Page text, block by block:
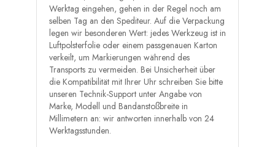
Werktag eingehen, gehen in der Regel noch am
selben Tag an den Spediteur. Auf die Verpackung
legen wir besonderen Wert: jedes Werkzeug ist in
Luftpolsterfolie oder einem passgenauen Karton
verkeilt, um Markierungen während des
Transports zu vermeiden. Bei Unsicherheit über
die Kompatibilität mit Ihrer Uhr schreiben Sie bitte
unseren Technik-Support unter Angabe von
Marke, Modell und Bandanstoßbreite in
Millimetern an: wir antworten innerhalb von 24
Werktagsstunden.